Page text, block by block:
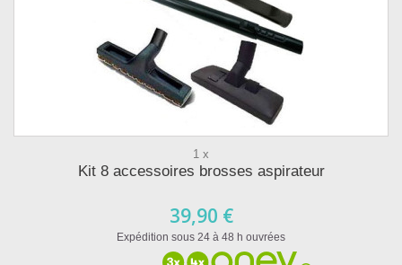
1 x
Kit 8 accessoires brosses aspirateur
39,90 €
Expédition sous 24 à 48 h ouvrées